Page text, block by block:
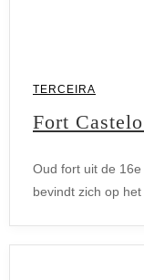
TERCEIRA
Fort
Oud fort uit de
bevindt zich op